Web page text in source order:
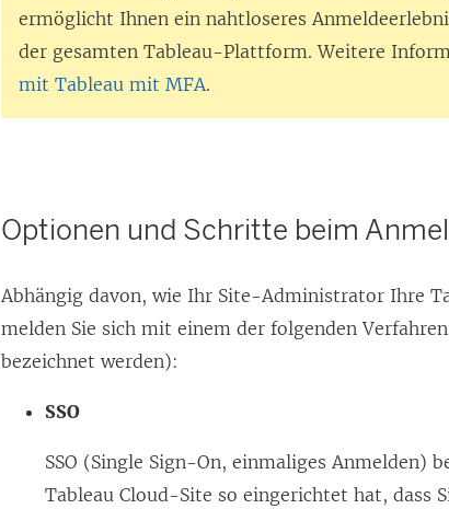
ermöglicht Ihnen ein nahtloseres
der gesamten Tableau-Plattform. Weitere
mit Tableau mit MFA.
Optionen und Schritte beim
Abhängig davon, wie Ihr Site-Administrator Ihre
melden Sie sich mit einem der folgenden
bezeichnet werden):
SSO
SSO (Single Sign-On, einmaliges Anmelden)
Tableau Cloud-Site so eingerichtet hat, dass